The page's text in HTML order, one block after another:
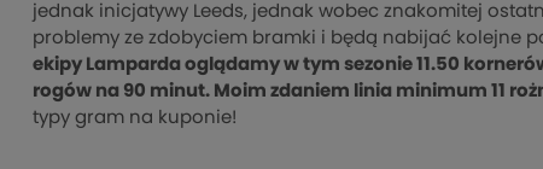
jednak inicjatywy Leeds, jednak wobec znakomitej
problemy ze zdobyciem bramki i będą nabijać kolejne
ekipy Lamparda oglądamy w tym sezonie 11.50
rogów na 90 minut. Moim zdaniem linia minimum 11
typy gram na kuponie!